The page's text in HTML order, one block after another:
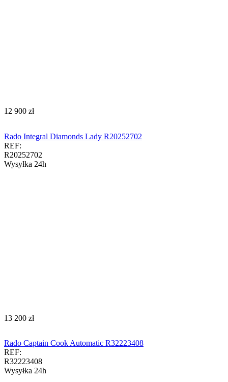
‍12 900‍ zł
Rado Integral Diamonds Lady R20252702
REF:
R20252702
Wysyłka 24h
‍13 200‍ zł
Rado Captain Cook Automatic R32223408
REF:
R32223408
Wysyłka 24h